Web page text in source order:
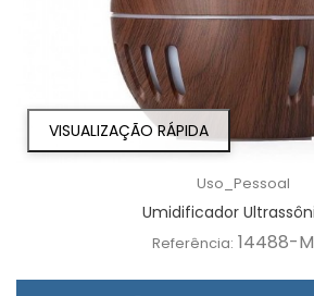
VISUALIZAÇÃO RÁPIDA
Uso_Pessoal
Umidificador
Referência: 14488-